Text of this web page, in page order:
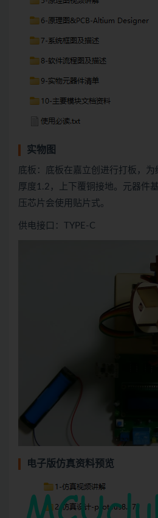
实物图
底板：底板在嘉立创进行打板，为
厚度1.2，上下覆铜接地。元器件
压芯片会使用贴片式。
供电接口：TYPE-C
电子版仿真资料预览